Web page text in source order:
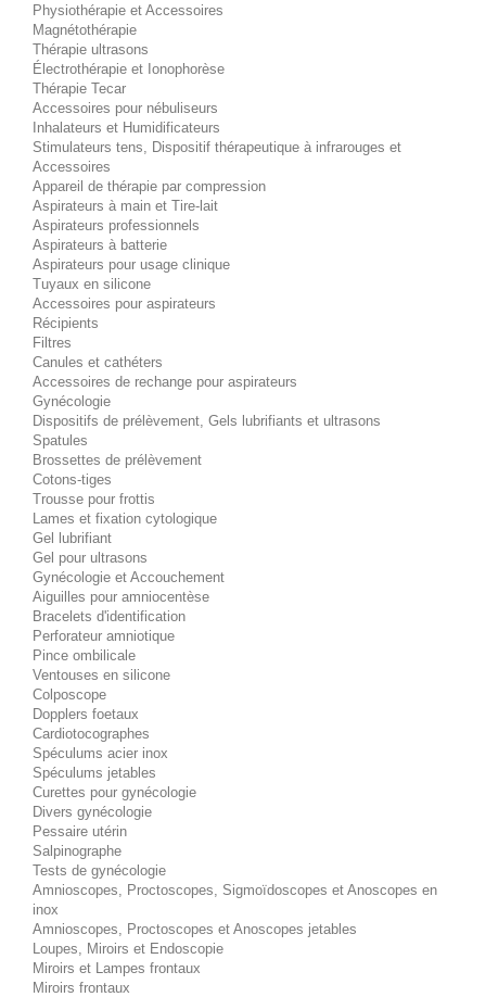
Physiothérapie et Accessoires
Magnétothérapie
Thérapie ultrasons
Électrothérapie et Ionophorèse
Thérapie Tecar
Accessoires pour nébuliseurs
Inhalateurs et Humidificateurs
Stimulateurs tens, Dispositif thérapeutique à infrarouges et
Accessoires
Appareil de thérapie par compression
Aspirateurs à main et Tire-lait
Aspirateurs professionnels
Aspirateurs à batterie
Aspirateurs pour usage clinique
Tuyaux en silicone
Accessoires pour aspirateurs
Récipients
Filtres
Canules et cathéters
Accessoires de rechange pour aspirateurs
Gynécologie
Dispositifs de prélèvement, Gels lubrifiants et ultrasons
Spatules
Brossettes de prélèvement
Cotons-tiges
Trousse pour frottis
Lames et fixation cytologique
Gel lubrifiant
Gel pour ultrasons
Gynécologie et Accouchement
Aiguilles pour amniocentèse
Bracelets d'identification
Perforateur amniotique
Pince ombilicale
Ventouses en silicone
Colposcope
Dopplers foetaux
Cardiotocographes
Spéculums acier inox
Spéculums jetables
Curettes pour gynécologie
Divers gynécologie
Pessaire utérin
Salpinographe
Tests de gynécologie
Amnioscopes, Proctoscopes, Sigmoïdoscopes et Anoscopes en
inox
Amnioscopes, Proctoscopes et Anoscopes jetables
Loupes, Miroirs et Endoscopie
Miroirs et Lampes frontaux
Miroirs frontaux